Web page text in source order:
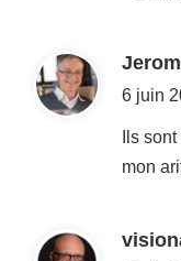
6 juin
Ils
mon